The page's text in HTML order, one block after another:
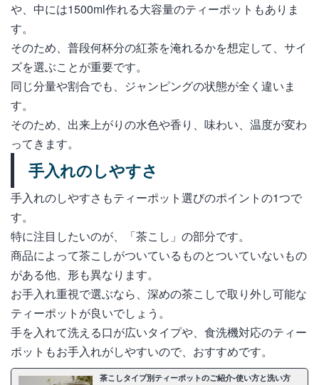
や、中には1500ml作れる大容量のティーポットもありま
す。
そのため、普段何杯分の紅茶を淹れるかを想定して、サイ
ズを選ぶことが重要です。
同じ分量や割合でも、ジャンピングの状態が全く違いま
す。
そのため、出来上がりの水色や香り、味わい、温度が変わ
ってきます。
手入れのしやすさ
手入れのしやすさもティーポット選びのポイントの1つで
す。
特に注目したいのが、「茶こし」の部分です。
商品によって茶こしがついているものとついていないもの
がある他、形も異なります。
お手入れ重視で選ぶなら、深めの茶こしで取り外し可能な
ティーポットが良いでしょう。
手を入れて洗える口が広いタイプや、食洗機対応のティー
ポットもお手入れがしやすいので、おすすめです。
茶こしタイプ別ティーポットのご紹介-使い方と洗い方